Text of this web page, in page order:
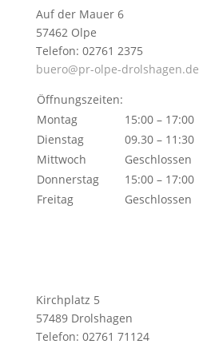
Auf der Mauer 6
57462 Olpe
Telefon: 02761 2375
buero@pr-olpe-drolshagen.de
Öffnungszeiten:
Montag
15:00 – 17:00
Dienstag
09.30 – 11:30
Mittwoch
Geschlossen
Donnerstag
15:00 – 17:00
Freitag
Geschlossen
Kirchplatz 5
57489 Drolshagen
Telefon: 02761 71124